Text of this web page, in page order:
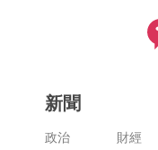
新聞
政治 財經